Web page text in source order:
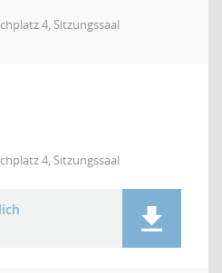
4, Sitzungssaal
4, Sitzungssaal